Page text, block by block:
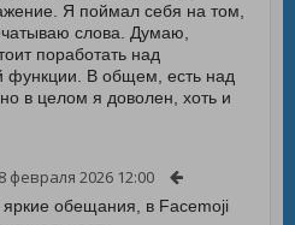
Я поймал себя на том,
слова. Думаю,
поработать над
функции. В общем, есть над
в целом я доволен, хоть и
8 февраля 2026 12:00
обещания, в Facemoji